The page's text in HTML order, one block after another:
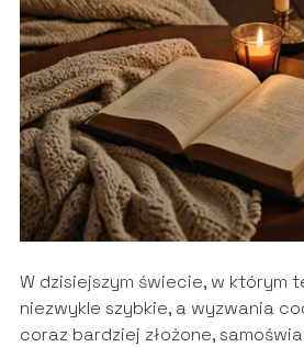
W dzisiejszym świecie, w którym
niezwykle szybkie, a wyzwania
coraz bardziej złożone,